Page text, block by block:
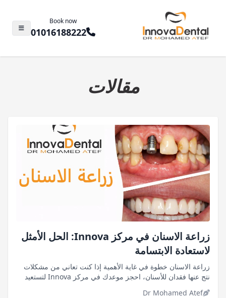
Book now
01016188222
مقالات
زراعة الاسنان في مركز Innova: الحل الأمثل
لاستعادة الابتسامة
زراعة الاسنان خطوة في غاية الأهمية إذا كنت تعاني من مشكلات
نتج عنها فقدان للأسنان، احجز موعدك في مركز Innova لتستعيد
Dr Mohamed Atef